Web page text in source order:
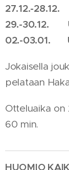
27.12.-28.12.
29.-30.12.
02.-03.01.
Jokaisella
pelataan
Otteluaika on
60 min.
HUOMIO